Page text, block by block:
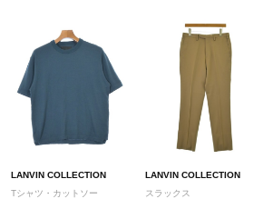
LANVIN COLLECTION
Tシャツ・カットソー
LANVIN COLLECTION
スラックス